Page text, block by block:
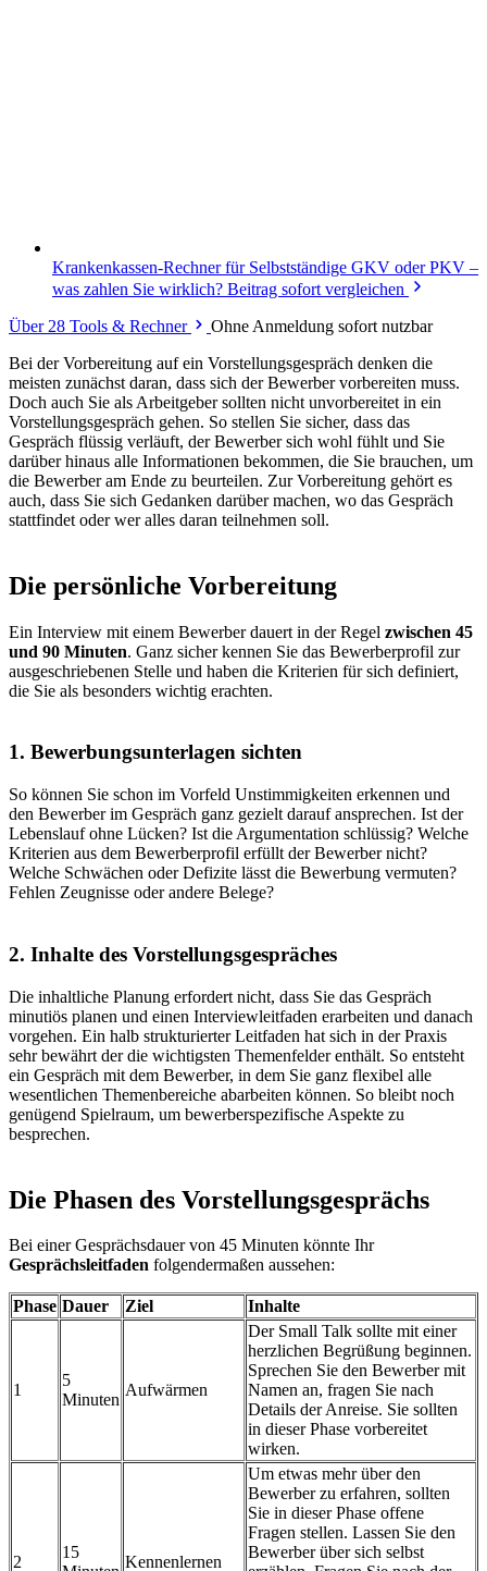
Krankenkassen-Rechner für Selbstständige GKV oder PKV –
was zahlen Sie wirklich? Beitrag sofort vergleichen
Über 28 Tools & Rechner
Ohne Anmeldung sofort nutzbar
Bei der Vorbereitung auf ein Vorstellungsgespräch denken die
meisten zunächst daran, dass sich der Bewerber vorbereiten muss.
Doch auch Sie als Arbeitgeber sollten nicht unvorbereitet in ein
Vorstellungsgespräch gehen. So stellen Sie sicher, dass das
Gespräch flüssig verläuft, der Bewerber sich wohl fühlt und Sie
darüber hinaus alle Informationen bekommen, die Sie brauchen, um
die Bewerber am Ende zu beurteilen. Zur Vorbereitung gehört es
auch, dass Sie sich Gedanken darüber machen, wo das Gespräch
stattfindet oder wer alles daran teilnehmen soll.
Die persönliche Vorbereitung
Ein Interview mit einem Bewerber dauert in der Regel zwischen 45
und 90 Minuten. Ganz sicher kennen Sie das Bewerberprofil zur
ausgeschriebenen Stelle und haben die Kriterien für sich definiert,
die Sie als besonders wichtig erachten.
1. Bewerbungsunterlagen sichten
So können Sie schon im Vorfeld Unstimmigkeiten erkennen und
den Bewerber im Gespräch ganz gezielt darauf ansprechen. Ist der
Lebenslauf ohne Lücken? Ist die Argumentation schlüssig? Welche
Kriterien aus dem Bewerberprofil erfüllt der Bewerber nicht?
Welche Schwächen oder Defizite lässt die Bewerbung vermuten?
Fehlen Zeugnisse oder andere Belege?
2. Inhalte des Vorstellungsgespräches
Die inhaltliche Planung erfordert nicht, dass Sie das Gespräch
minutiös planen und einen Interviewleitfaden erarbeiten und danach
vorgehen. Ein halb strukturierter Leitfaden hat sich in der Praxis
sehr bewährt der die wichtigsten Themenfelder enthält. So entsteht
ein Gespräch mit dem Bewerber, in dem Sie ganz flexibel alle
wesentlichen Themenbereiche abarbeiten können. So bleibt noch
genügend Spielraum, um bewerberspezifische Aspekte zu
besprechen.
Die Phasen des Vorstellungsgesprächs
Bei einer Gesprächsdauer von 45 Minuten könnte Ihr
Gesprächsleitfaden folgendermaßen aussehen:
Phase Dauer Ziel Inhalte
1
5
Minuten
Aufwärmen
Der Small Talk sollte mit einer
herzlichen Begrüßung beginnen.
Sprechen Sie den Bewerber mit
Namen an, fragen Sie nach
Details der Anreise. Sie sollten
in dieser Phase vorbereitet
wirken.
2
15
Kennenlernen
Um etwas mehr über den
Bewerber zu erfahren, sollten
Sie in dieser Phase offene
Fragen stellen. Lassen Sie den
Bewerber über sich selbst